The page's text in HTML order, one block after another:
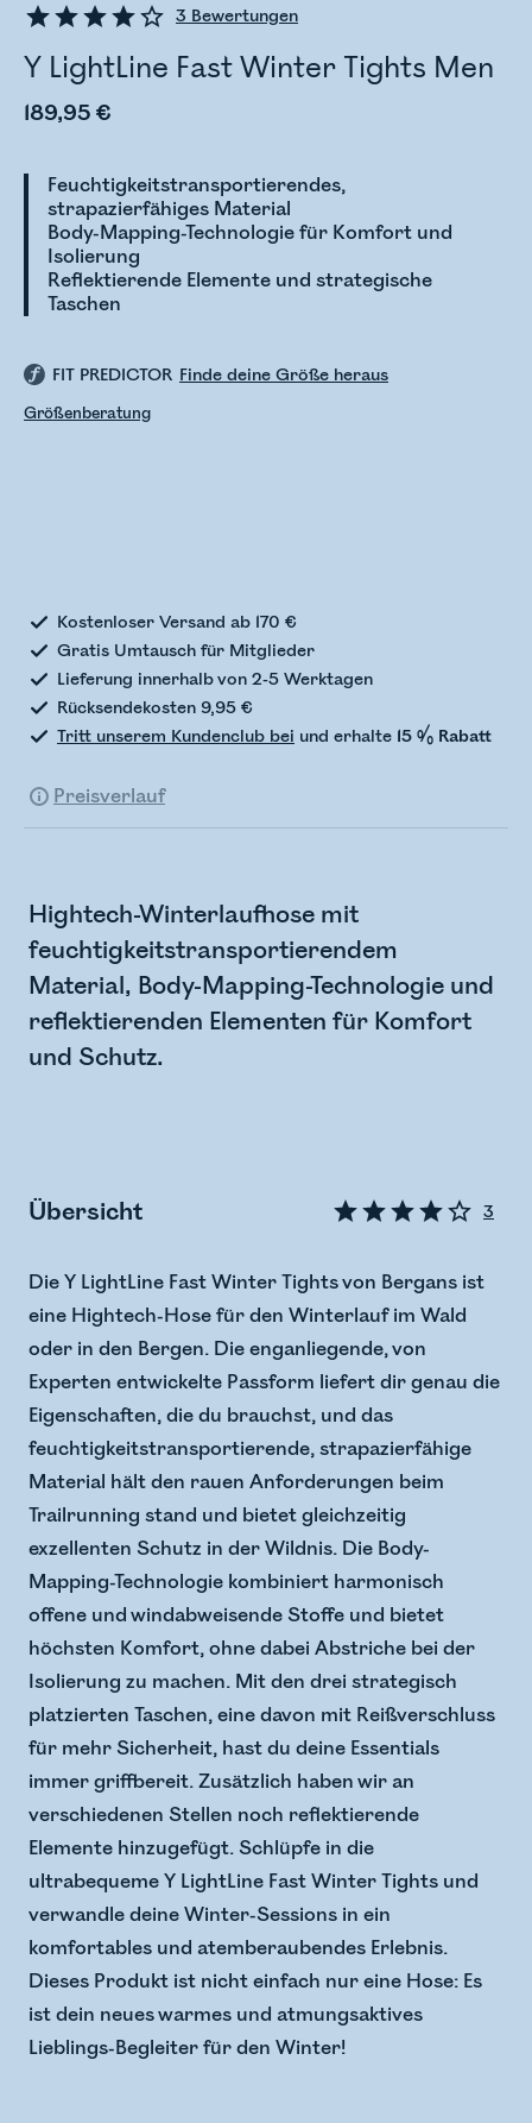
3 Bewertungen
Y LightLine Fast Winter Tights Men
189,95 €
Feuchtigkeitstransportierendes,
strapazierfähiges Material
Body-Mapping-Technologie für Komfort und
Isolierung
Reflektierende Elemente und strategische
Taschen
FIT PREDICTOR Finde deine Größe heraus
Größenberatung
Kostenloser Versand ab 170 €
Gratis Umtausch für Mitglieder
Lieferung innerhalb von 2-5 Werktagen
Rücksendekosten 9,95 €
Tritt unserem Kundenclub bei und erhalte 15 % Rabatt
Preisverlauf
Hightech-Winterlaufhose mit
feuchtigkeitstransportierendem
Material, Body-Mapping-Technologie und
reflektierenden Elementen für Komfort
und Schutz.
Übersicht 3
Die Y LightLine Fast Winter Tights von Bergans ist
eine Hightech-Hose für den Winterlauf im Wald
oder in den Bergen. Die enganliegende, von
Experten entwickelte Passform liefert dir genau die
Eigenschaften, die du brauchst, und das
feuchtigkeitstransportierende, strapazierfähige
Material hält den rauen Anforderungen beim
Trailrunning stand und bietet gleichzeitig
exzellenten Schutz in der Wildnis. Die Body-
Mapping-Technologie kombiniert harmonisch
offene und windabweisende Stoffe und bietet
höchsten Komfort, ohne dabei Abstriche bei der
Isolierung zu machen. Mit den drei strategisch
platzierten Taschen, eine davon mit Reißverschluss
für mehr Sicherheit, hast du deine Essentials
immer griffbereit. Zusätzlich haben wir an
verschiedenen Stellen noch reflektierende
Elemente hinzugefügt. Schlüpfe in die
ultrabequeme Y LightLine Fast Winter Tights und
verwandle deine Winter-Sessions in ein
komfortables und atemberaubendes Erlebnis.
Dieses Produkt ist nicht einfach nur eine Hose: Es
ist dein neues warmes und atmungsaktives
Lieblings-Begleiter für den Winter!